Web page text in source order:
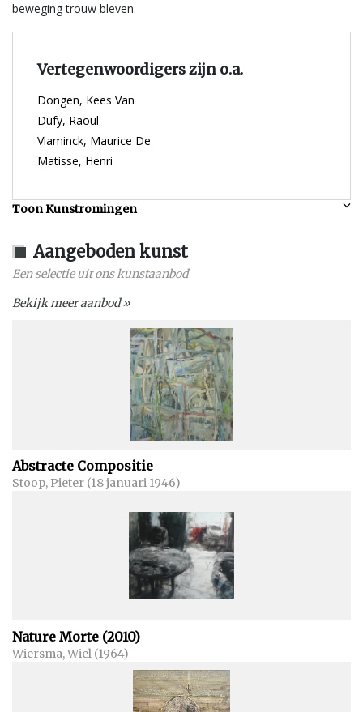
Toon Kunstromingen
beweging trouw bleven.
Vertegenwoordigers zijn o.a.
Dongen, Kees Van
Dufy, Raoul
Vlaminck, Maurice De
Matisse, Henri
Aangeboden kunst
Een selectie uit ons kunstaanbod
Bekijk meer aanbod »
Abstracte Compositie
Stoop, Pieter (18 januari 1946)
Nature Morte (2010)
Wiersma, Wiel (1964)